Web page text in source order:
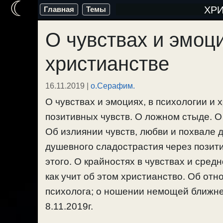
Перейти
содержимому
Главная Темы
О чувствах и
христианстве
16.11.2019 | о.Серафим.
О чувствах и эмоциях, в психологии и
позитивных чувств. О ложном стыде. О
Об излиянии чувств, любви и похвале
душевного сладострастия через
этого. О крайностях в чувствах и
как учит об этом христианство. Об
психолога; о ношении немощей
8.11.2019г.
☾